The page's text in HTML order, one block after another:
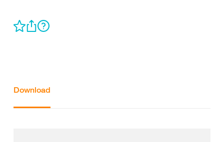
Download